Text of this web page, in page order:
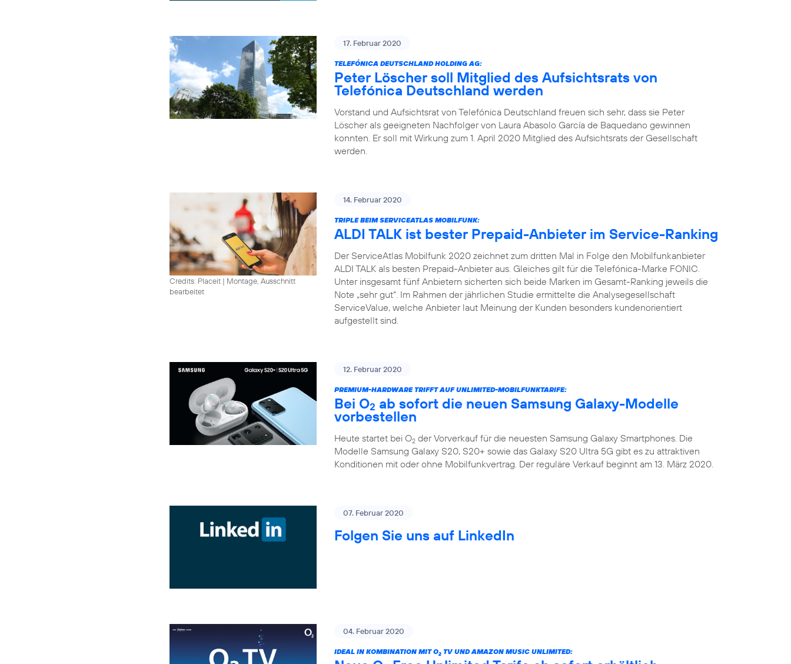
17. Februar 2020
TELEFÓNICA DEUTSCHLAND HOLDING AG:
Peter Löscher soll Mitglied des Aufsichtsrats von
Telefónica Deutschland werden
Vorstand und Aufsichtsrat von Telefónica Deutschland freuen sich sehr, dass sie Peter
Löscher als geeigneten Nachfolger von Laura Abasolo García de Baquedano gewinnen
konnten. Er soll mit Wirkung zum 1. April 2020 Mitglied des Aufsichtsrats der Gesellschaft
werden.
Credits: Placeit | Montage, Ausschnitt
bearbeitet
14. Februar 2020
TRIPLE BEIM SERVICEATLAS MOBILFUNK:
ALDI TALK ist bester Prepaid-Anbieter im Service-Ranking
Der ServiceAtlas Mobilfunk 2020 zeichnet zum dritten Mal in Folge den Mobilfunkanbieter
ALDI TALK als besten Prepaid-Anbieter aus. Gleiches gilt für die Telefónica-Marke FONIC.
Unter insgesamt fünf Anbietern sicherten sich beide Marken im Gesamt-Ranking jeweils die
Note „sehr gut“. Im Rahmen der jährlichen Studie ermittelte die Analysegesellschaft
ServiceValue, welche Anbieter laut Meinung der Kunden besonders kundenorientiert
aufgestellt sind.
12. Februar 2020
PREMIUM-HARDWARE TRIFFT AUF UNLIMITED-MOBILFUNKTARIFE:
Bei O2 ab sofort die neuen Samsung Galaxy-Modelle
vorbestellen
Heute startet bei O2 der Vorverkauf für die neuesten Samsung Galaxy Smartphones. Die
Modelle Samsung Galaxy S20, S20+ sowie das Galaxy S20 Ultra 5G gibt es zu attraktiven
Konditionen mit oder ohne Mobilfunkvertrag. Der reguläre Verkauf beginnt am 13. März 2020.
07. Februar 2020
Folgen Sie uns auf LinkedIn
04. Februar 2020
IDEAL IN KOMBINATION MIT O2 TV UND AMAZON MUSIC UNLIMITED: